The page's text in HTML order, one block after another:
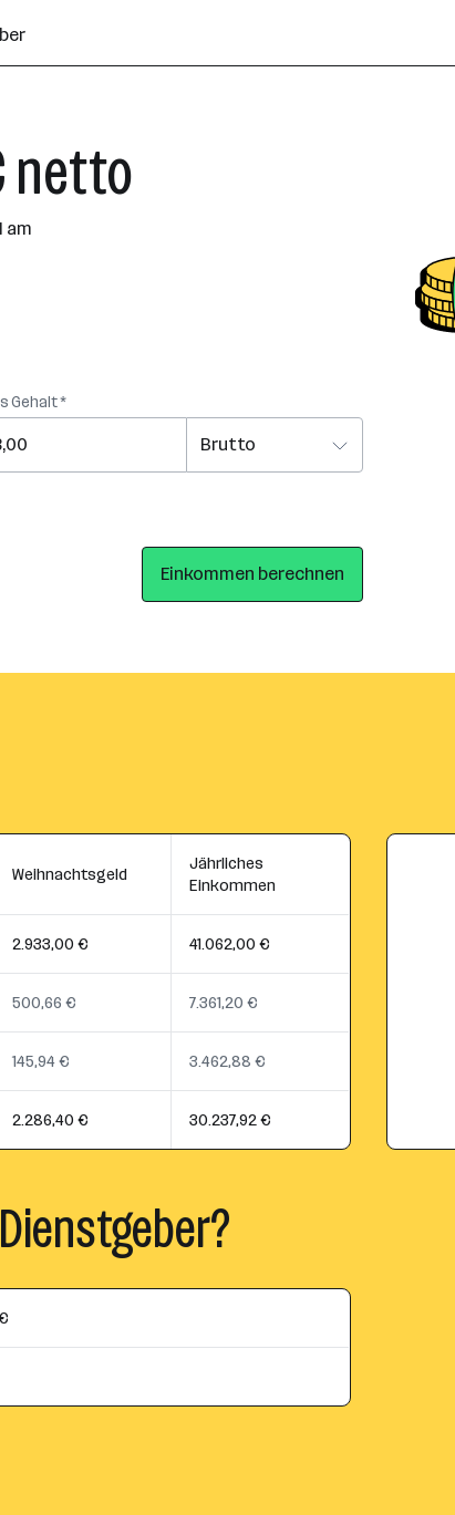
netto
am
Gehalt *
Einkommen berechnen
Weihnachtsgeld
Jährliches
Einkommen
2.933,00 € 41.062,00 €
500,66 € 7.361,20 €
145,94 € 3.462,88 €
2.286,40 € 30.237,92 €